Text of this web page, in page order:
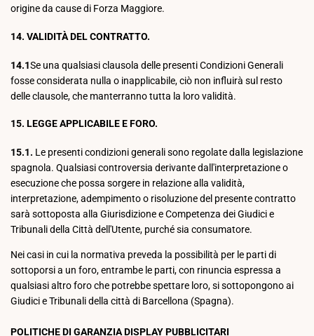
origine da cause di Forza Maggiore.
14. VALIDITÀ DEL CONTRATTO.
14.1Se una qualsiasi clausola delle presenti Condizioni Generali
fosse considerata nulla o inapplicabile, ciò non influirà sul resto
delle clausole, che manterranno tutta la loro validità.
15. LEGGE APPLICABILE E FORO.
15.1. Le presenti condizioni generali sono regolate dalla legislazione
spagnola. Qualsiasi controversia derivante dall'interpretazione o
esecuzione che possa sorgere in relazione alla validità,
interpretazione, adempimento o risoluzione del presente contratto
sarà sottoposta alla Giurisdizione e Competenza dei Giudici e
Tribunali della Città dell'Utente, purché sia consumatore.
Nei casi in cui la normativa preveda la possibilità per le parti di
sottoporsi a un foro, entrambe le parti, con rinuncia espressa a
qualsiasi altro foro che potrebbe spettare loro, si sottopongono ai
Giudici e Tribunali della città di Barcellona (Spagna).
POLITICHE DI GARANZIA DISPLAY PUBBLICITARI